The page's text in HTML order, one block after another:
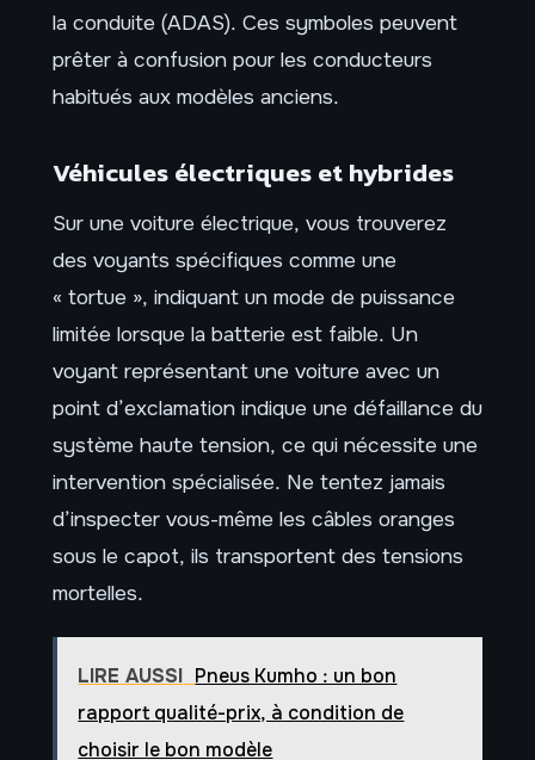
la conduite (ADAS). Ces symboles peuvent
prêter à confusion pour les conducteurs
habitués aux modèles anciens.
Véhicules électriques et hybrides
Sur une voiture électrique, vous trouverez
des voyants spécifiques comme une
« tortue », indiquant un mode de puissance
limitée lorsque la batterie est faible. Un
voyant représentant une voiture avec un
point d’exclamation indique une défaillance du
système haute tension, ce qui nécessite une
intervention spécialisée. Ne tentez jamais
d’inspecter vous-même les câbles oranges
sous le capot, ils transportent des tensions
mortelles.
LIRE AUSSI Pneus Kumho : un bon
rapport qualité-prix, à condition de
choisir le bon modèle